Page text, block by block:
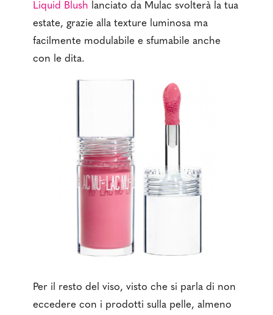
Liquid Blush lanciato da Mulac svolterà la tua
estate, grazie alla texture luminosa ma
facilmente modulabile e sfumabile anche
con le dita.
Per il resto del viso, visto che si parla di non
eccedere con i prodotti sulla pelle, almeno